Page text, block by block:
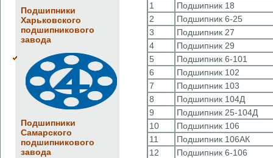
Подшипники
Харьковского
подшипникового
завода
Подшипники
Самарского
подшипникового
завода
1
Подшипник 18
2
Подшипник 6-25
3
Подшипник 27
4
Подшипник 29
5
Подшипник 6-101
6
Подшипник 102
7
Подшипник 103
8
Подшипник 104Д
9
Подшипник 25-104Д
10
Подшипник 106
11
Подшипник 106АК
12
Подшипник 6-106